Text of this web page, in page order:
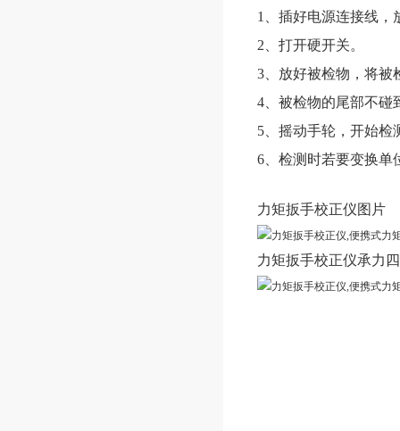
1、插好电源连接线，
2、打开硬开关。
3、放好被检物，将被
4、被检物的尾部不碰
5、摇动手轮，开始检
6、检测时若要变换单
力矩扳手校正仪图片
力矩扳手校正仪承力